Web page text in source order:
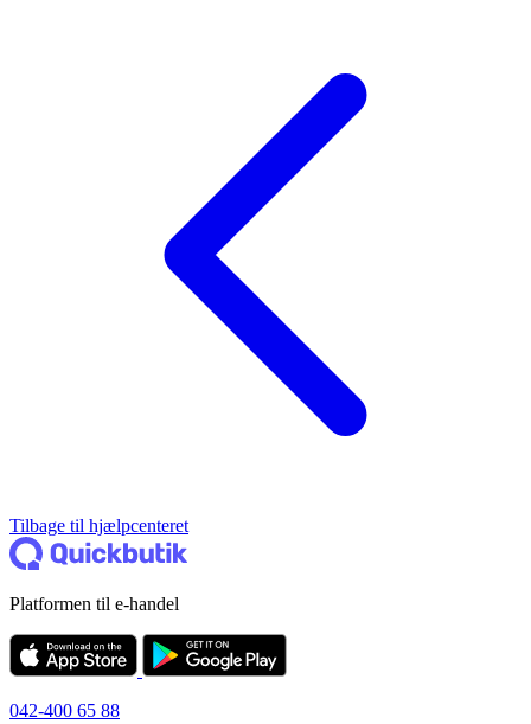
Tilbage til hjælpcenteret
Platformen til e-handel
042-400 65 88